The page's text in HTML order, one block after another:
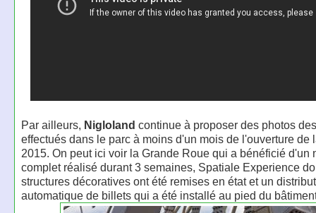
Par ailleurs, Nigloland continue à proposer des photos
effectués dans le parc à moins d'un mois de l'ouverture de
2015. On peut ici voir la Grande Roue qui a bénéficié d'un
complet réalisé durant 3 semaines, Spatiale Experience
structures décoratives ont été remises en état et un
automatique de billets qui a été installé au pied du